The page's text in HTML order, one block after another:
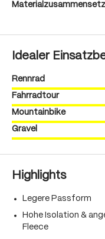
Idealer
Rennrad
Fahrradtour
Mountainbike
Gravel
Highlights
Legere Passform
Hohe Isolation &
Fleece